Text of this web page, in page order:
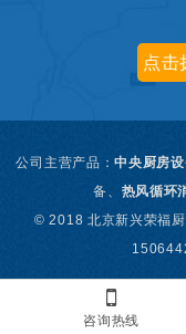
咨询热线
点击
公司主营产品：中央厨房
备、 热风循环
© 2018 北京新兴荣福